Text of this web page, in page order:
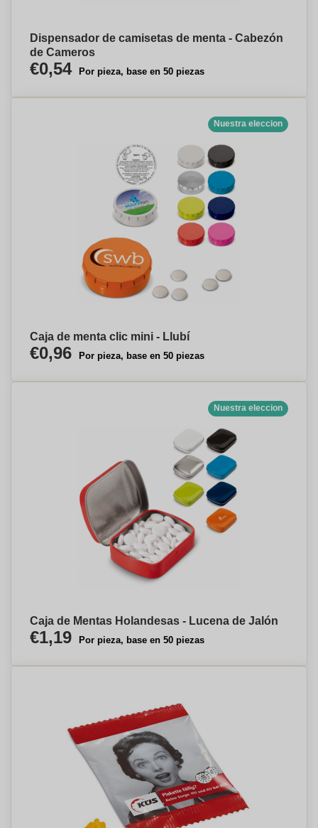
Dispensador de camisetas de menta - Cabezón
de Cameros
€0,54 Por pieza, base en 50 piezas
Nuestra eleccion
Caja de menta clic mini - Llubí
€0,96 Por pieza, base en 50 piezas
Nuestra eleccion
Caja de Mentas Holandesas - Lucena de Jalón
€1,19 Por pieza, base en 50 piezas